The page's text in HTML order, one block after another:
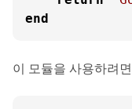
end
이 모듈을 사용하려